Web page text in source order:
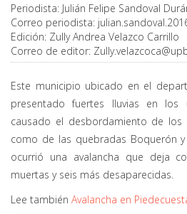
Periodista: Julián Felipe Sandoval
Correo periodista:
Edición: Zully Andrea Velazco Carrillo
Correo de editor:
Este municipio ubicado en el
presentado fuertes lluvias en
causado el desbordamiento de
como de las quebradas Boquerón y
ocurrió una avalancha que deja
muertas y seis más desaparecidas.
Lee también Avalancha en